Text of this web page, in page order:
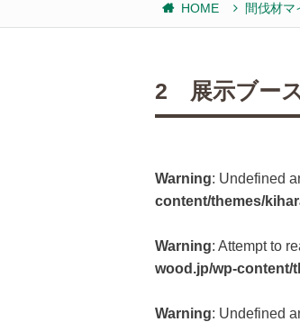
HOME 間伐材マ
2 展示ブー
Warning: Undefined
content/themes/
Warning: Attempt to
wood.jp/wp-content/
Warning: Undefined